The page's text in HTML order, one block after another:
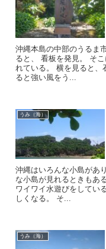
沖縄本島の中部のうるま
ると、 看板を発見。 そ
れている。 横を見ると、
ると強い風をう...
うみ（海）
沖縄はいろんな小島があ
な小島が見れるときもあ
ワイワイ水遊びをしてい
しくなる。 そ...
うみ（海）